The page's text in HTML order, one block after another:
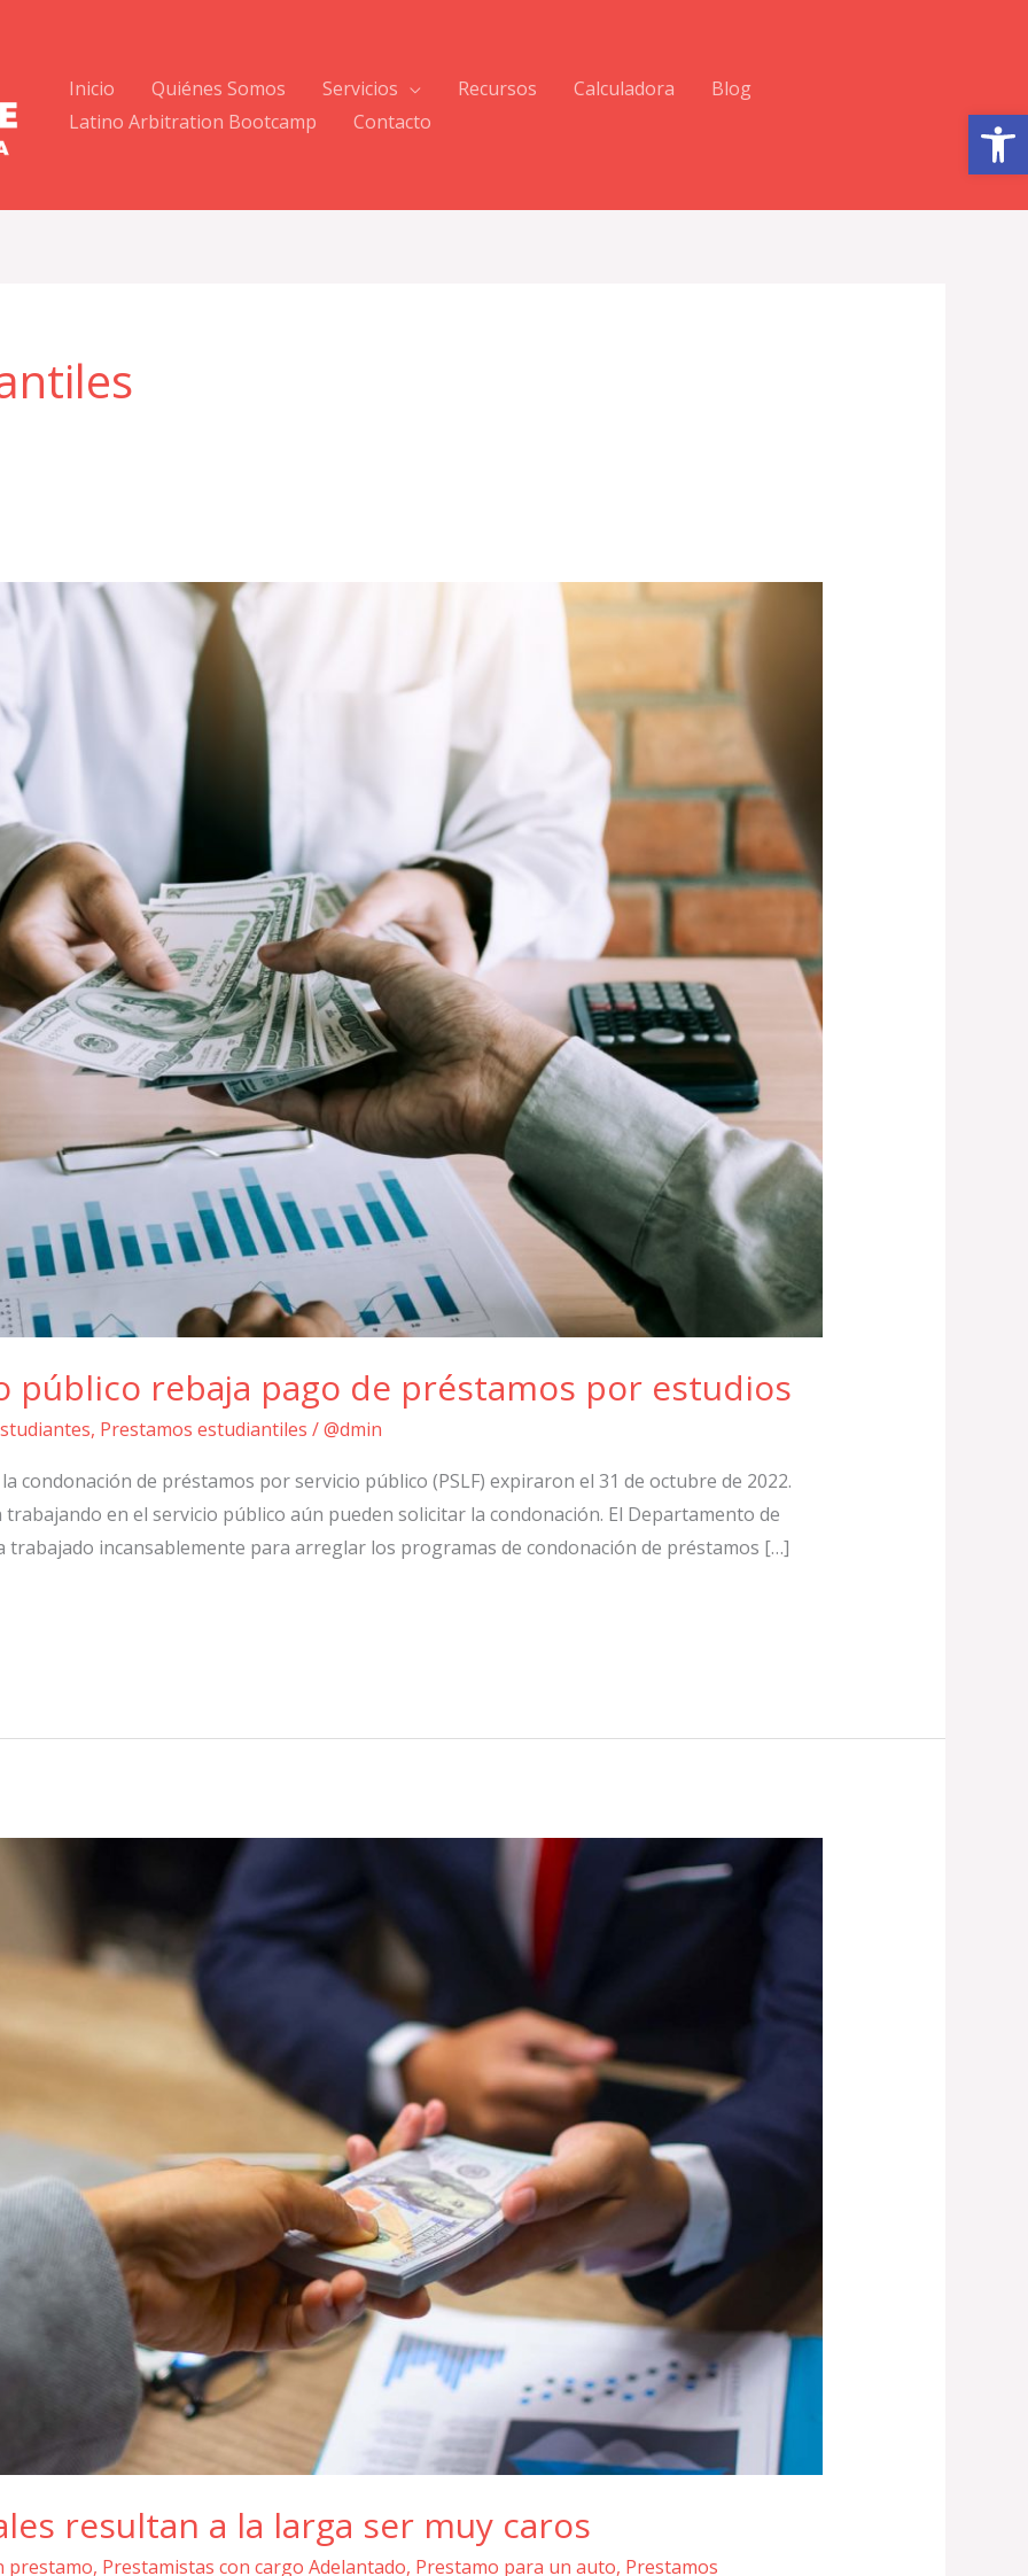
Abrir barra de herramientas
Inicio Quiénes Somos Servicios Recursos Calculadora
Blog
Latino Arbitration Bootcamp
Contacto
público rebaja pago de préstamos por estudios
, Prestamos estudiantiles /@dmin
condonación de préstamos por servicio público (PSLF) expiraron el 31 de octubre de 2022.
en el servicio público aún pueden solicitar la condonación. El Departamento de
trabajado incansablemente para arreglar los programas de condonación de préstamos […]
resultan a la larga ser muy caros
prestamo, Prestamistas con cargo Adelantado, Prestamo para un auto, Prestamos